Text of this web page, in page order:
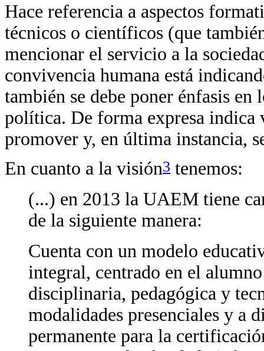
Hace referencia a aspectos
técnicos o científicos (que
mencionar el servicio a la
convivencia humana está
también se debe poner énfasis en
política. De forma expresa indica
promover y, en última instancia,
En cuanto a la visión3 tenemos:
(...) en 2013 la UAEM tiene
de la siguiente manera:
Cuenta con un modelo
integral, centrado en el
disciplinaria, pedagógica y
modalidades presenciales y a
permanente para la